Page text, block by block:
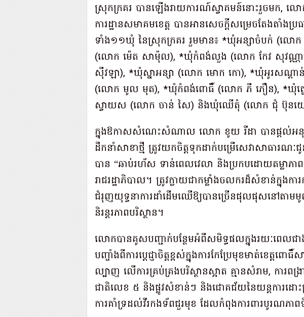
ស្រុកក្រគរ បានឡើងរាយការណ៍ស្វាគមន៍នោះរួចមក, ល
ការដ្ឋានសមាគមខេត្ត បានអានសេចក្តីសម្រេចតែងតាំង
ទាំង១១ឃុំ នៃស្រុកក្រគរ រួមមាន៖ *ឃុំអន្សាចំបក់ (លោក
(លោក ម៉េត សាម៉ុល), *ឃុំកំពង់លួង (លោក កែវ សុវណ្ណា
ស៊ីវឡា), *ឃុំស្នាអន្សា (លោក មោក កោ), *ឃុំអូរសណ្ត
(លោក មូល មុត), *ឃុំកំពង់ពោធិ៍ (លោក ភី ភឿន), *ឃុំត្
ស្វាយស (លោក ចាន់ សៃ) និងឃុំឈើតុំ (លោក ជុំ ប៊ុនយ
ក្នុងឱកាសសំណេះសំណាល លោក ខូយ រីដា បានផ្តល់អ
ដឹកនាំសាខាថ្មី ត្រូវយកចិត្តទុកដាក់បម្រើសេវាសាធារណ
បាន “ឆាប់រហ័ស ទាន់ពេលវេលា និងប្រកបដោយតម្លា
រាជរដ្ឋាភិបាល។ ត្រូវក្លាយជាកម្លាំងចលករដ៏សំខាន់ក្នុងក
ជំរុញយុទ្ធនាការដាំដើមឈើឱ្យបានច្រើនផុលផុសនៅតាមមូ
និរន្តរភាពបរិស្ថាន។
លោកបានគូសបញ្ជាក់បន្ថែមអំពីសមិទ្ធផលក្នុងរយៈពេលជាង
បញ្ចាំងពីការប្តេជ្ញាចិត្តខ្ពស់ក្នុងការកែប្រែមុខមាត់ខេត្ត
ល្បាញ លើការគ្រប់គ្រងបរិស្ថានស្អាត គ្មានសំរាម, ការពង្រ
ជាតិលេខ ៥ និងផ្លូវសំខាន់ៗ និងជោគជ័យនៃយន្តការដោ
ការគាំទ្រដល់វីរកងទ័ពជួរមុខ ដែលកំពុងការពារបូរណភា